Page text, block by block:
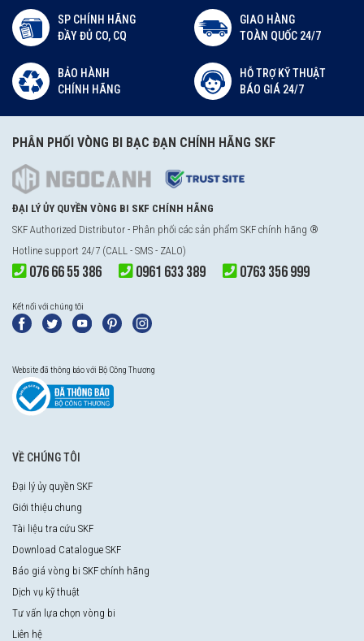
SP CHÍNH HÃNG
ĐẦY ĐỦ CO, CQ
GIAO HÀNG
TOÀN QUỐC 24/7
BẢO HÀNH
CHÍNH HÃNG
HỖ TRỢ KỸ THUẬT
BÁO GIÁ 24/7
PHÂN PHỐI VÒNG BI BẠC ĐẠN CHÍNH HÃNG SKF
ĐẠI LÝ ỦY QUYỀN VÒNG BI SKF CHÍNH HÃNG
SKF Authorized Distributor - Phân phối các sản phẩm SKF chính hãng ®
Hotline support 24/7 (CALL - SMS - ZALO)
076 66 55 386 0961 633 389 0763 356 999
Kết nối với chúng tôi
Website đã thông báo với Bộ Công Thương
VỀ CHÚNG TÔI
Đại lý ủy quyền SKF
Giới thiệu chung
Tài liệu tra cứu SKF
Download Catalogue SKF
Báo giá vòng bi SKF chính hãng
Dịch vụ kỹ thuật
Tư vấn lựa chọn vòng bi
Liên hệ